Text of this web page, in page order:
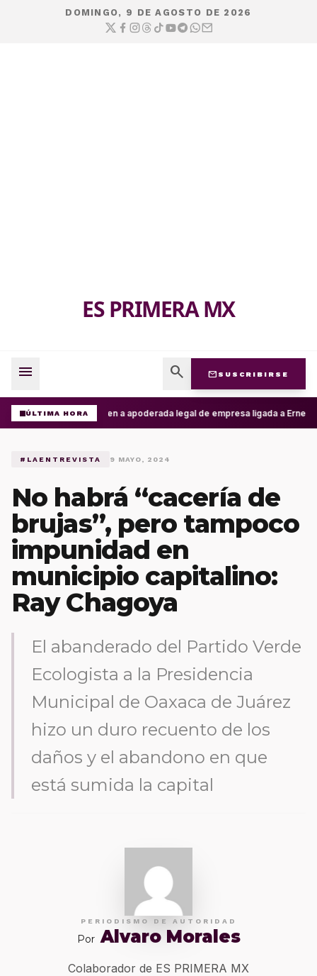
DOMINGO, 9 DE AGOSTO DE 2026
ES PRIMERA MX
menu search mail SUSCRIBIRSE
ÚLTIMA HORADetienen a apoderada legal de empresa ligada a
#LAENTREVISTA 9 MAYO, 2024
No habrá “cacería de
brujas”, pero tampoco
impunidad en
municipio capitalino:
Ray Chagoya
El abanderado del Partido Verde
Ecologista a la Presidencia
Municipal de Oaxaca de Juárez
hizo un duro recuento de los
daños y el abandono en que
está sumida la capital
PERIODISMO DE AUTORIDAD
Por Alvaro Morales
Colaborador de ES PRIMERA MX